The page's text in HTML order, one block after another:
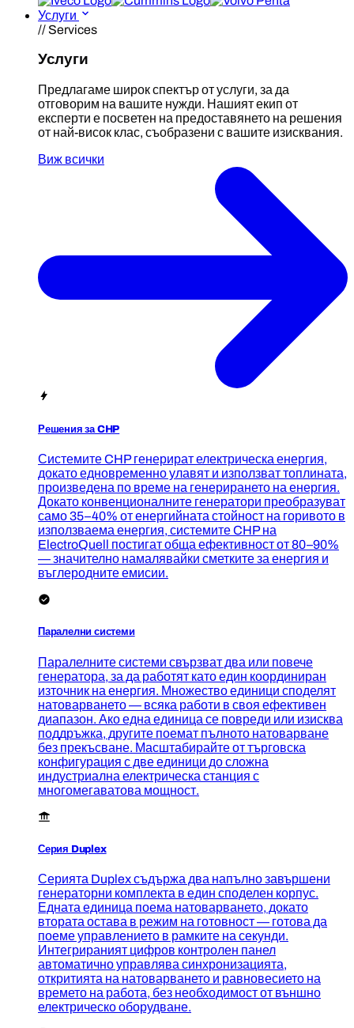
Услуги
// Services
Услуги
Предлагаме широк спектър от услуги, за да
отговорим на вашите нужди. Нашият екип от
експерти е посветен на предоставянето на решения
от най-висок клас, съобразени с вашите изисквания.
Виж всички
Решения за CHP
Системите CHP генерират електрическа енергия,
докато едновременно улавят и използват топлината,
произведена по време на генерирането на енергия.
Докато конвенционалните генератори преобразуват
само 35–40% от енергийната стойност на горивото в
използваема енергия, системите CHP на
ElectroQuell постигат обща ефективност от 80–90%
— значително намалявайки сметките за енергия и
въглеродните емисии.
Паралелни системи
Паралелните системи свързват два или повече
генератора, за да работят като един координиран
източник на енергия. Множество единици споделят
натоварването — всяка работи в своя ефективен
диапазон. Ако една единица се повреди или изисква
поддръжка, другите поемат пълното натоварване
без прекъсване. Масштабирайте от търговска
конфигурация с две единици до сложна
индустриална електрическа станция с
многомегаватова мощност.
Серия Duplex
Серията Duplex съдържа два напълно завършени
генераторни комплекта в един споделен корпус.
Едната единица поема натоварването, докато
втората остава в режим на готовност — готова да
поеме управлението в рамките на секунди.
Интегрираният цифров контролен панел
автоматично управлява синхронизацията,
откритията на натоварването и равновесието на
времето на работа, без необходимост от външно
електрическо оборудване.